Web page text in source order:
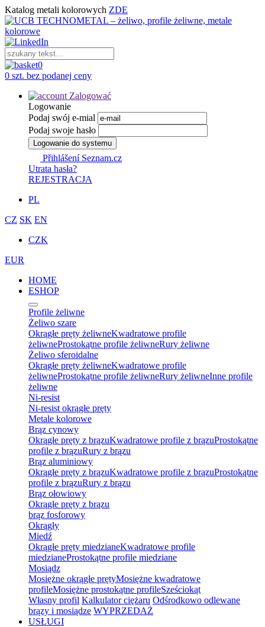
Katalog metali kolorowych ZDE
0
0 szt. bez podanej ceny
Zalogować
Logowanie
Podaj swój e-mial
Podaj swoje hasło
Logowanie do systemu
Přihlášení Seznam.cz
Utrata hasła?
REJESTRACJA
PL
CZ SK EN
CZK
EUR
HOME
ESHOP
Profile żeliwne
Żeliwo szare
Okrągłe pręty żeliwneKwadratowe profile
żeliwneProstokątne profile żeliwneRury żeliwne
Żeliwo sferoidalne
Okrągłe pręty żeliwneKwadratowe profile
żeliwneProstokątne profile żeliwneRury żeliwneInne profile
żeliwne
Ni-resist
Ni-resist okrągłe pręty
Metale kolorowe
Brąz cynowy
Okrągłe pręty z brązuKwadratowe profile z brązuProstokątne
profile z brązuRury z brązu
Brąz aluminiowy
Okrągłe pręty z brązuKwadratowe profile z brązuProstokątne
profile z brązuRury z brązu
Brąz ołowiowy
Okrągłe pręty z brązu
brąz fosforowy
Okrągły
Miedź
Okrągłe pręty miedzianeKwadratowe profile
miedzianeProstokątne profile miedziane
Mosiądz
Mosiężne okrągłe prętyMosiężne kwadratowe
profileMosiężne prostokątne profileSześciokąt
Własny profil Kalkulator ciężaru Odśrodkowo odlewane
brązy i mosiądze WYPRZEDAŻ
USŁUGI